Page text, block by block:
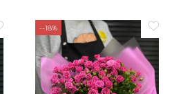
--18%